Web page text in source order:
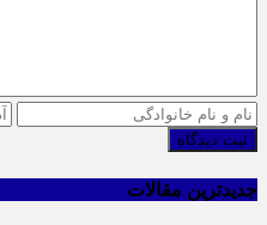
ثبت دیدگاه
جدیدترین مقالات